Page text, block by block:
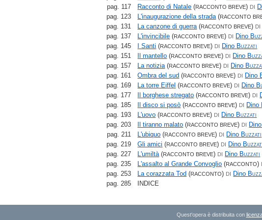
pag. 117
Racconto di Natale (RACCONTO BREVE) DI
pag. 123
L'inaugurazione della strada(RACCONTO
pag. 131
La canzone di guerra(RACCONTO BREVE) DI
pag. 137
L'invincibile (RACCONTO BREVE) DI Dino
pag. 145
I Santi (RACCONTO BREVE) DI Dino Buzzati
pag. 151
Il mantello (RACCONTO BREVE) DI Dino
pag. 157
La notizia(RACCONTO BREVE) DI Dino
pag. 161
Ombra del sud (RACCONTO BREVE) DI Dino
pag. 169
La torre Eiffel (RACCONTO BREVE) DI Dino
pag. 177
Il borghese stregato (RACCONTO BREVE) DI
pag. 185
Il disco si posò (RACCONTO BREVE) DI Dino
pag. 193
L'uovo (RACCONTO BREVE) DI Dino Buzzati
pag. 203
Il tiranno malato (RACCONTO BREVE) DI Dino
pag. 211
L'ubiquo (RACCONTO BREVE) DI Dino Buzzati
pag. 219
Gli amici (RACCONTO BREVE) DI Dino
pag. 227
L'umiltà(RACCONTO BREVE) DI Dino Buzzati
pag. 235
L'assalto al Grande Convoglio (RACCONTO)
pag. 253
La corazzata Tod (RACCONTO) DI Dino
pag. 285
INDICE
Quest'opera è distribuita con